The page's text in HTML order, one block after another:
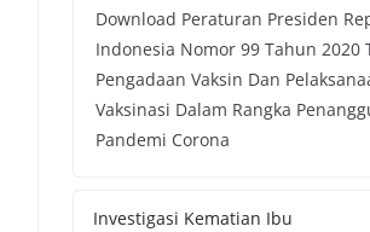
Download Peraturan Presiden
Indonesia Nomor 99 Tahun 2020
Pengadaan Vaksin Dan
Vaksinasi Dalam Rangka
Pandemi Corona
Investigasi Kematian Ibu